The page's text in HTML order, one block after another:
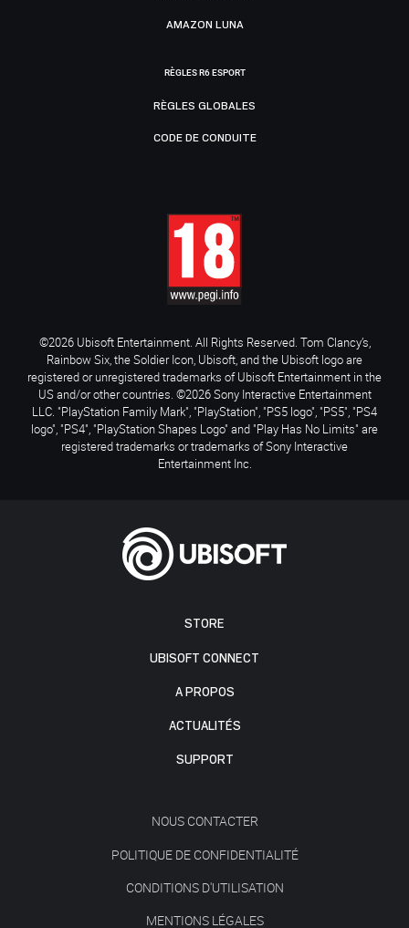
STORE
UBISOFT CONNECT
A PROPOS
ACTUALITÉS
SUPPORT
NOUS CONTACTER
POLITIQUE DE CONFIDENTIALITÉ
CONDITIONS D'UTILISATION
MENTIONS LÉGALES
AMAZON LUNA
RÈGLES R6 ESPORT
RÈGLES GLOBALES
CODE DE CONDUITE
©2026 Ubisoft Entertainment. All Rights Reserved. Tom Clancy’s,
Rainbow Six, the Soldier Icon, Ubisoft, and the Ubisoft logo are
registered or unregistered trademarks of Ubisoft Entertainment in the
US and/or other countries. ©2026 Sony Interactive Entertainment
LLC. "PlayStation Family Mark", "PlayStation", "PS5 logo", "PS5", "PS4
logo", "PS4", "PlayStation Shapes Logo" and "Play Has No Limits" are
registered trademarks or trademarks of Sony Interactive
Entertainment Inc.